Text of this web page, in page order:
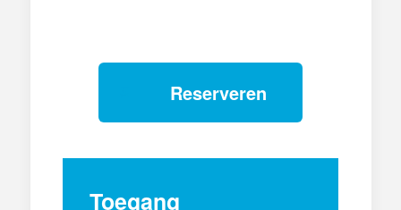
Reserveren
Toegang